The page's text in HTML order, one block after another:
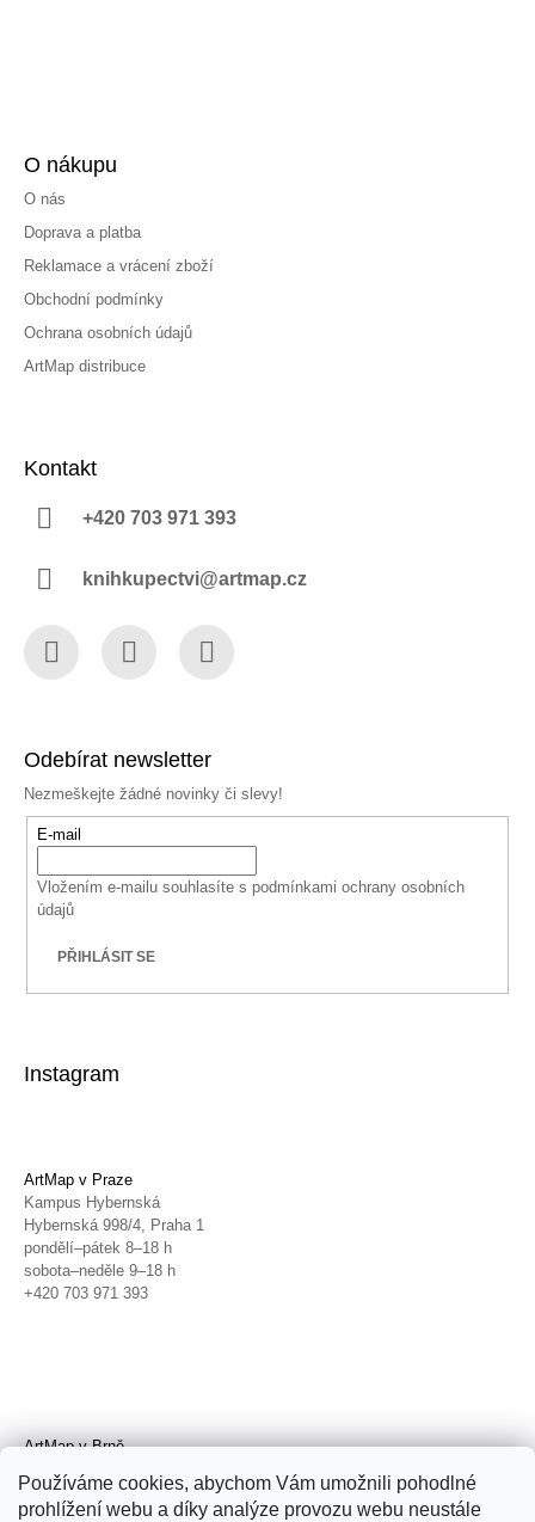
Používáme cookies, abychom Vám umožnili pohodlné
prohlížení webu a díky analýze provozu webu neustále
O nákupu
O nás
Doprava a platba
Reklamace a vrácení zboží
Obchodní podmínky
Ochrana osobních údajů
ArtMap distribuce
Kontakt
+420 703 971 393
knihkupectvi@artmap.cz
Odebírat newsletter
Nezmeškejte žádné novinky či slevy!
E-mail
Vložením e-mailu souhlasíte s podmínkami ochrany osobních
údajů
PŘIHLÁSIT SE
Instagram
ArtMap v Praze
Kampus Hybernská
Hybernská 998/4, Praha 1
pondělí–pátek 8–18 h
sobota–neděle 9–18 h
+420 703 971 393
ArtMap v Brně
Radnická 4, Brno
úterý–pátek 11–19 h